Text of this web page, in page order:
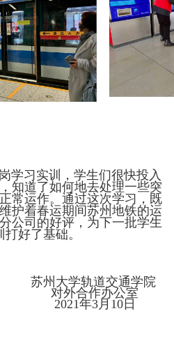
学习实训，学生们很快投入
知道了如何地去处理一些突
常运作。通过这次学习，既
护着春运期间苏州地铁的运
公司的好评，为下一批学生
好了基础。
道交通学院
办公室
3月10日